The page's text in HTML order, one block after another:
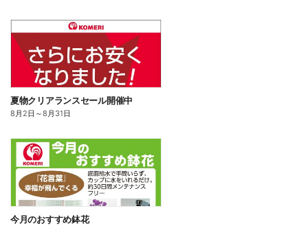
夏物クリアランスセール開催中
8月2日 ～8月31日
今月のおすすめ鉢花